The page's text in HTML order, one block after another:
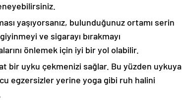
yaşıyorsanız, bulunduğunuz ortamı serin
ve sigarayı bırakmayı
önlemek için iyi bir yol olabilir.
bir uyku çekmenizi sağlar. Bu yüzden uykuya
egzersizler yerine yoga gibi ruh halini